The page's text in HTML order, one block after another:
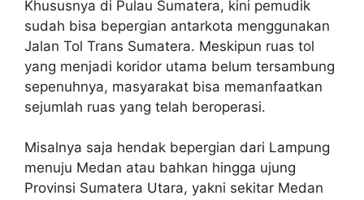
Khususnya di Pulau Sumatera, kini pemudik
sudah bisa bepergian antarkota menggunakan
Jalan Tol Trans Sumatera. Meskipun ruas tol
yang menjadi koridor utama belum tersambung
sepenuhnya, masyarakat bisa memanfaatkan
sejumlah ruas yang telah beroperasi.
Misalnya saja hendak bepergian dari Lampung
menuju Medan atau bahkan hingga ujung
Provinsi Sumatera Utara, yakni sekitar Medan